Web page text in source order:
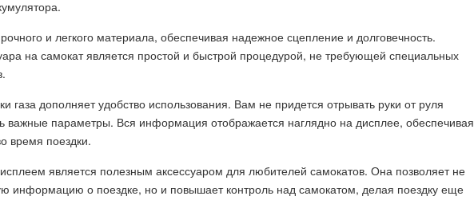
и легкого материала, обеспечивая надежное сцепление и долговечность.
на самокат является простой и быстрой процедурой, не требующей специальных
газа дополняет удобство использования. Вам не придется отрывать руки от руля
важные параметры. Вся информация отображается наглядно на дисплее, обеспечивая
время поездки.
является полезным аксессуаром для любителей самокатов. Она позволяет не
информацию о поездке, но и повышает контроль над самокатом, делая поездку еще